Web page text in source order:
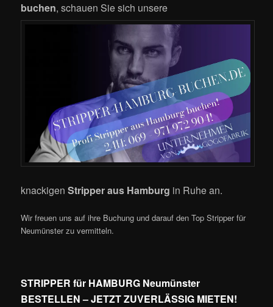
buchen, schauen Sie sich unsere
knackigenStripper aus Hamburg in Ruhe an.
Wir freuen uns auf ihre Buchung und darauf den Top Stripper für
Neumünster zu vermitteln.
STRIPPER für HAMBURG Neumünster
BESTELLEN – JETZT ZUVERLÄSSIG MIETEN!